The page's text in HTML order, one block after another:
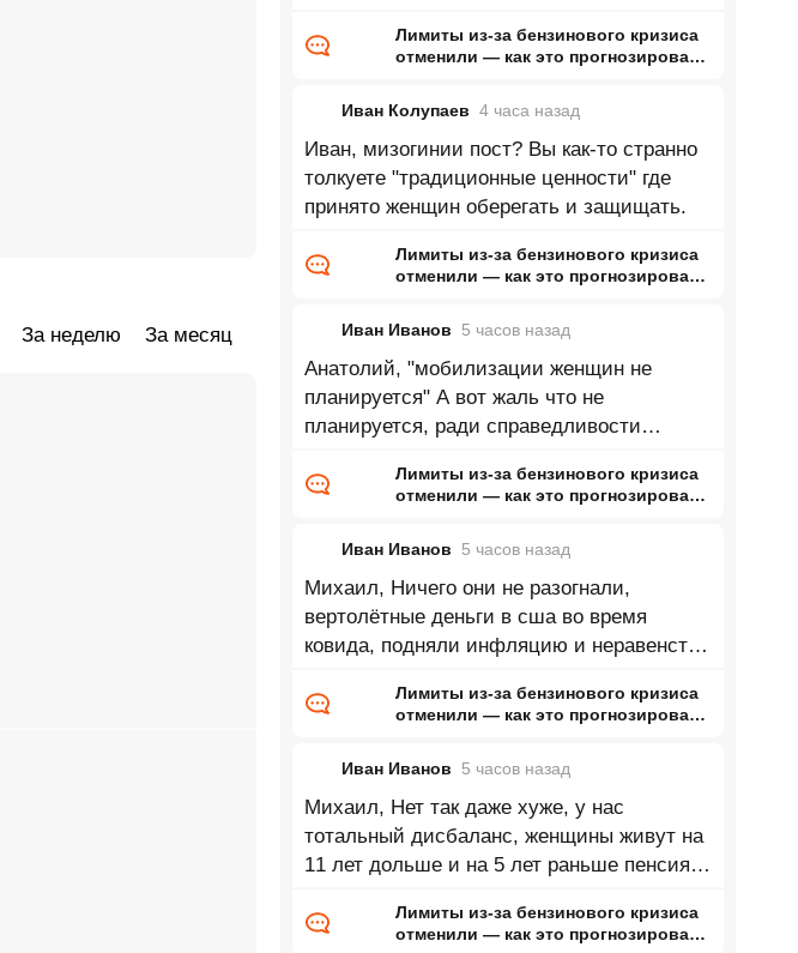
За неделю За месяц
Лимиты из-за бензинового кризиса
отменили — как это прогнозировал
Иван Колупаев 4 часа назад
Иван, мизогинии пост? Вы как-то странно
толкуете "традиционные ценности" где
принято женщин оберегать и защищать.
Лимиты из-за бензинового кризиса
отменили — как это прогнозировал
Иван Иванов
5 часов назад
Анатолий, "мобилизации женщин не
планируется" А вот жаль что не
планируется, ради справедливости
женщин иЛимиты из-за бензинового кризиса
отменили — как это прогнозировал
Иван Иванов
5 часов назад
Михаил, Ничего они не разогнали,
вертолётные деньги в сша во время
ковида, подняли инфляцию и неравенство
Лимиты из-за бензинового кризиса
отменили — как это прогнозировал
Иван Иванов
5 часов назад
Михаил, Нет так даже хуже, у нас
тотальный дисбаланс, женщины живут на
11 лет дольше и на 5 лет раньше пенсия.
Лимиты из-за бензинового кризиса
отменили — как это прогнозировал